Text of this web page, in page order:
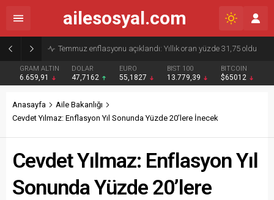
GRAM ALTIN
6.659,91
DOLAR
47,7162
EURO
55,1827
BIST 100
13.779,39
BITCOIN
$65012
ailesosyal.com
Anasayfa
Aile Bakanlığı
Cevdet Yılmaz: Enflasyon Yıl Sonunda Yüzde 20’lere İnecek
Cevdet Yılmaz: Enflasyon Yıl
Sonunda Yüzde 20’lere